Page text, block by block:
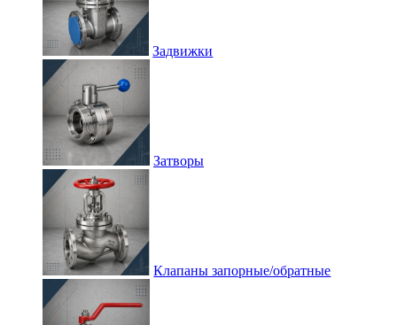
Задвижки
Затворы
Клапаны запорные/обратные